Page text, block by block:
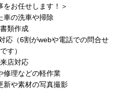
をお任せします！＞
車の洗車や掃除
書類作成
応（6割がwebや電話での問合せ
です）
来店対応
修理などの軽作業
新や素材の写真撮影